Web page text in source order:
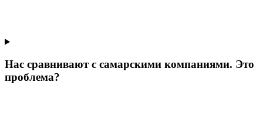
Нас сравнивают с самарскими компаниями. Это
проблема?